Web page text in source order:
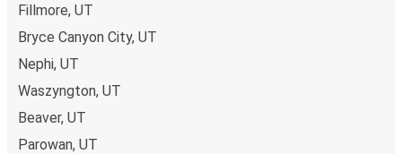
Fillmore, UT
Bryce Canyon City, UT
Nephi, UT
Waszyngton, UT
Beaver, UT
Parowan, UT